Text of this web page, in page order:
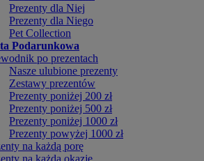
Prezenty dla Niej
Prezenty dla Niego
Pet Collection
Podarunkowa
po prezentach
Nasze ulubione prezenty
Zestawy prezentów
Prezenty poniżej 200 zł
Prezenty poniżej 500 zł
Prezenty poniżej 1000 zł
Prezenty powyżej 1000 zł
na każdą porę
na każdą okazję